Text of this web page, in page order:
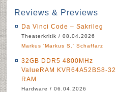
Reviews & Previews
Da Vinci Code – Sakrileg
Theaterkritik / 08.04.2026
Markus 'Markus S.' Schaffarz
32GB DDR5 4800MHz
ValueRAM KVR64A52BS8-32
RAM
Hardware / 06.04.2026